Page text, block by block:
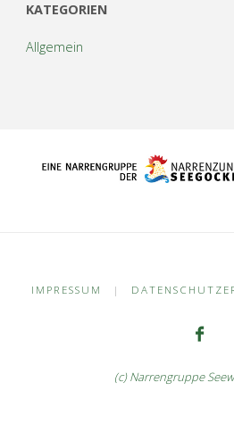
KATEGORIEN
Allgemein
IMPRESSUM |
(c) Narrengruppe